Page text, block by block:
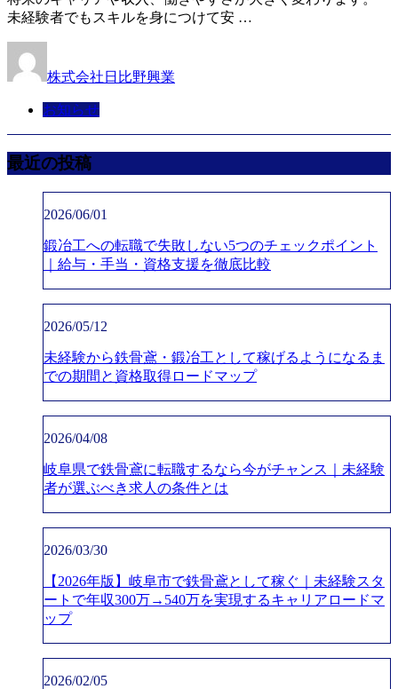
未経験者でもスキルを身につけて安 …
株式会社日比野興業
お知らせ
最近の投稿
2026/06/01
鍛冶工への転職で失敗しない5つのチェックポイント
｜給与・手当・資格支援を徹底比較
2026/05/12
未経験から鉄骨鳶・鍛冶工として稼げるようになるま
での期間と資格取得ロードマップ
2026/04/08
岐阜県で鉄骨鳶に転職するなら今がチャンス｜未経験
者が選ぶべき求人の条件とは
2026/03/30
【2026年版】岐阜市で鉄骨鳶として稼ぐ｜未経験スタ
ートで年収300万→540万を実現するキャリアロードマ
ップ
2026/02/05